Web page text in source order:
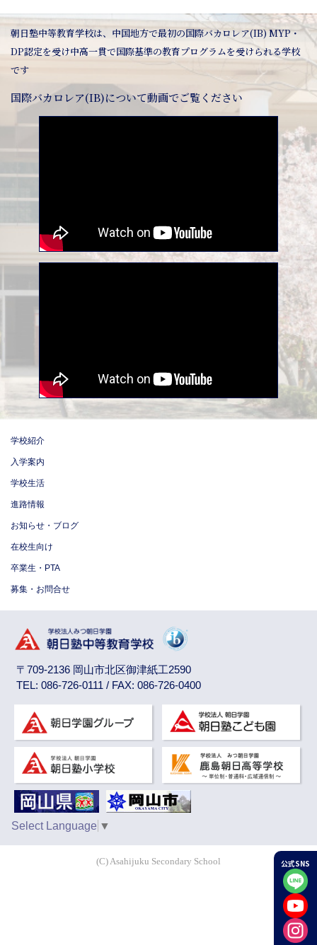
朝日塾中等教育学校は、中国地方で最初の国際バカロレア(IB) MYP・
DP認定を受け中高一貫で国際基準の教育プログラムを受けられる学校
です
国際バカロレア(IB)について動画でご覧ください
学校紹介
入学案内
学校生活
進路情報
お知らせ・ブログ
在校生向け
卒業生・PTA
募集・お問合せ
〒709-2136 岡山市北区御津紙工2590
TEL: 086-726-0111 / FAX: 086-726-0400
Select Language ▼
(C) Asahijuku Secondary School 公式SNS